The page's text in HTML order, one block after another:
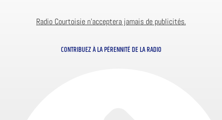
Radio Courtoisie n’acceptera jamais de publicités.
CONTRIBUEZ À LA PÉRENNITÉ DE LA RADIO